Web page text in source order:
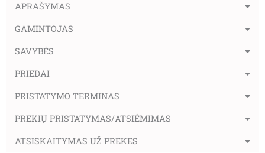
APRAŠYMAS
GAMINTOJAS
SAVYBĖS
PRIEDAI
PRISTATYMO TERMINAS
PREKIŲ PRISTATYMAS/ATSIĖMIMAS
ATSISKAITYMAS UŽ PREKES